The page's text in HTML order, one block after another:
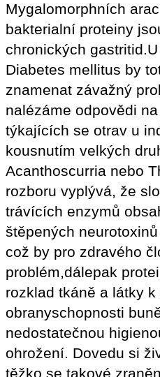
Mygalomorphních
bakterialní proteiny
chronických
Diabetes mellitus by
znamenat závažný
nalézáme odpovědi
týkajících se otrav u
kousnutím velkých
Acanthoscurria nebo
rozboru vyplývá, že
trávících enzymů
štěpených
což by pro zdravého
problém,dálepak
rozklad tkáně a látky
obranyschopnosti
nedostatečnou
ohrožení. Dovedu si
těžko se takové